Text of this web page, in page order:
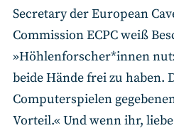
Secretary der European
Commission ECPC weiß
»Höhlenforscher*innen
beide Hände frei zu haben.
Computerspielen
Vorteil.« Und wenn ihr,